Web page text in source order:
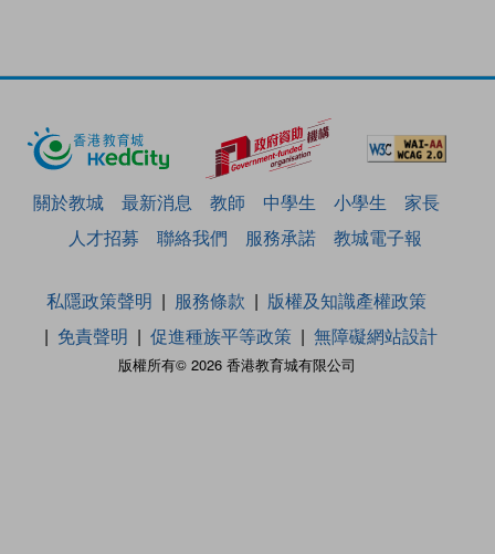
關於教城 最新消息 教師 中學生 小學生
家長
人才招募
聯絡我們 服務承諾 教城電子報
版權所有© 2026 香港教育城有限公司
私隱政策聲明 服務條款
版權及知識產權政策
免責聲明
促進種族平等政策 無障礙網站設計